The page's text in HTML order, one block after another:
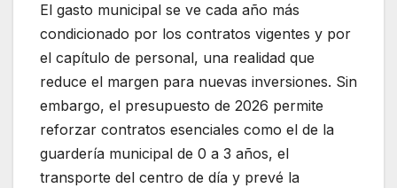
El gasto municipal se ve cada año más
condicionado por los contratos vigentes y por
el capítulo de personal, una realidad que
reduce el margen para nuevas inversiones. Sin
embargo, el presupuesto de 2026 permite
reforzar contratos esenciales como el de la
guardería municipal de 0 a 3 años, el
transporte del centro de día y prevé la